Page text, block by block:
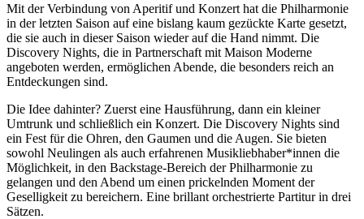
Mit der Verbindung von Aperitif und Konzert hat die Philharmonie
in der letzten Saison auf eine bislang kaum gezückte Karte gesetzt,
die sie auch in dieser Saison wieder auf die Hand nimmt. Die
Discovery Nights, die in Partnerschaft mit Maison Moderne
angeboten werden, ermöglichen Abende, die besonders reich an
Entdeckungen sind.
Die Idee dahinter? Zuerst eine Hausführung, dann ein kleiner
Umtrunk und schließlich ein Konzert. Die Discovery Nights sind
ein Fest für die Ohren, den Gaumen und die Augen. Sie bieten
sowohl Neulingen als auch erfahrenen Musikliebhaber*innen die
Möglichkeit, in den Backstage-Bereich der Philharmonie zu
gelangen und den Abend um einen prickelnden Moment der
Geselligkeit zu bereichern. Eine brillant orchestrierte Partitur in drei
Sätzen.